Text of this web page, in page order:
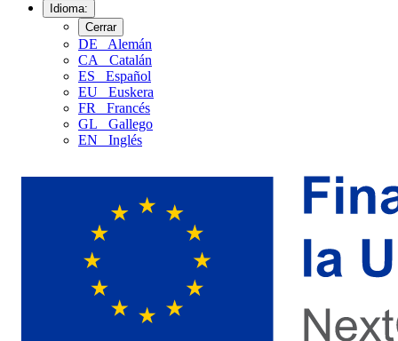
Idioma:
Cerrar
DE
Alemán
CA
Catalán
ES
Español
EU
Euskera
FR
Francés
GL
Gallego
EN
Inglés